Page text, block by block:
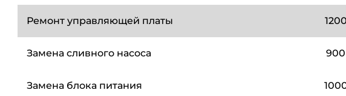
Ремонт управляющей платы
Замена сливного насоса 900
Замена блока питания